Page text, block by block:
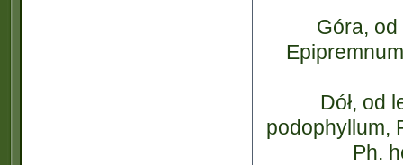
Góra,
Dół, od
podophyllum,
Ph.